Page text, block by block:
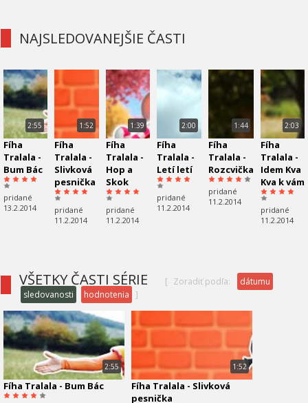
NAJSLEDOVANEJŠIE ČASTI
2:55
Fíha
Tralala -
Bum Bác
pridané
13.2.2014
1:52
Fíha
Tralala -
Slivková
pesnička
pridané
11.2.2014
1:39
Fíha
Tralala -
Hop a
Skok
pridané
11.2.2014
2:00
Fíha
Tralala -
Letí letí
pridané
11.2.2014
1:44
Fíha
Tralala -
Rozcvička
pridané
11.2.2014
2:03
Fíha
Tralala -
Idem Kva
Kva k vám
pridané
11.2.2014
VŠETKY ČASTI SÉRIE [ Zoradiť podľa:
dátumu
sledovanosti
hodnotenia ]
2:55
Fíha Tralala - Bum Bác
1:52
Fíha Tralala - Slivková
pesnička